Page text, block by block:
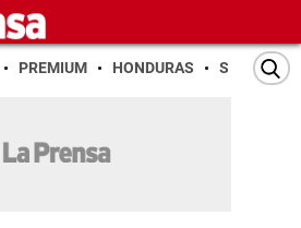
PREMIUM HONDURAS SAN PEDRO